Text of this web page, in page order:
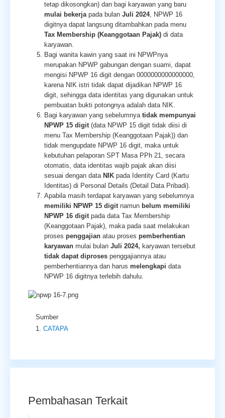
tetap dikosongkan) dan bagi karyawan yang baru
mulai bekerja pada bulan Juli 2024, NPWP 16
digitnya dapat langsung ditambahkan pada menu
Tax Membership (Keanggotaan Pajak) di data
karyawan.
Bagi wanita kawin yang saat ini NPWPnya
merupakan NPWP gabungan dengan suami, dapat
mengisi NPWP 16 digit dengan 0000000000000000,
karena NIK istri tidak dapat dijadikan NPWP 16
digit, sehingga data identitas yang digunakan untuk
pembuatan bukti potongnya adalah data NIK.
Bagi karyawan yang sebelumnya tidak mempunyai
NPWP 15 digit (data NPWP 15 digit tidak diisi di
menu Tax Membership (Keanggotaan Pajak)) dan
tidak mengupdate NPWP 16 digit, maka untuk
kebutuhan pelaporan SPT Masa PPh 21, secara
otomatis, data identitas wajib pajak akan diisi
sesuai dengan data NIK pada Identity Card (Kartu
Identitas) di Personal Details (Detail Data Pribadi).
Apabila masih terdapat karyawan yang sebelumnya
memiliki NPWP 15 digitnamun belum memiliki
NPWP 16 digitpada data Tax Membership
(Keanggotaan Pajak), maka pada saat melakukan
proses penggajian atau proses pemberhentian
karyawan mulai bulan Juli 2024, karyawan tersebut
tidak dapat diproses penggajiannya atau
pemberhentiannya dan harus melengkapi data
NPWP 16 digitnya terlebih dahulu.
Sumber
CATAPA
Pembahasan Terkait